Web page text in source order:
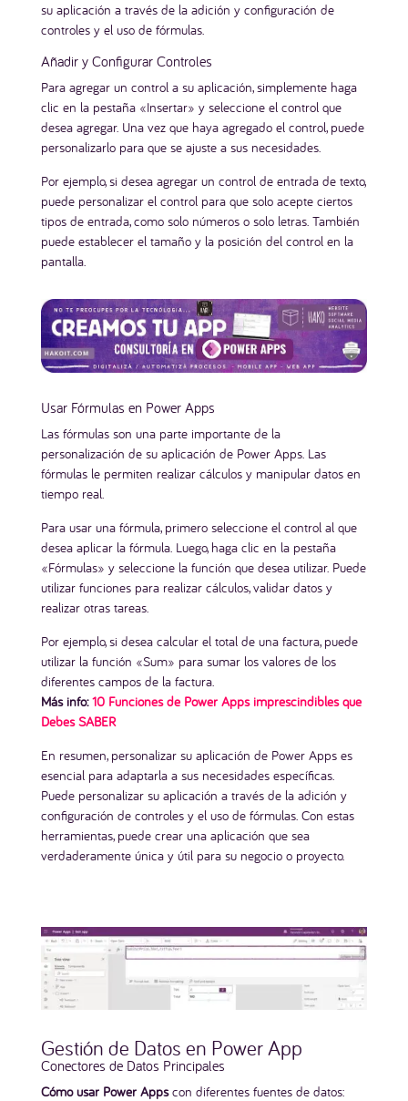
su aplicación a través de la adición y configuración de
controles y el uso de fórmulas.
Añadir y Configurar Controles
Para agregar un control a su aplicación, simplemente haga
clic en la pestaña «Insertar» y seleccione el control que
desea agregar. Una vez que haya agregado el control, puede
personalizarlo para que se ajuste a sus necesidades.
Por ejemplo, si desea agregar un control de entrada de texto,
puede personalizar el control para que solo acepte ciertos
tipos de entrada, como solo números o solo letras. También
puede establecer el tamaño y la posición del control en la
pantalla.
Usar Fórmulas en Power Apps
Las fórmulas son una parte importante de la
personalización de su aplicación de Power Apps. Las
fórmulas le permiten realizar cálculos y manipular datos en
tiempo real.
Para usar una fórmula, primero seleccione el control al que
desea aplicar la fórmula. Luego, haga clic en la pestaña
«Fórmulas» y seleccione la función que desea utilizar. Puede
utilizar funciones para realizar cálculos, validar datos y
realizar otras tareas.
Por ejemplo, si desea calcular el total de una factura, puede
utilizar la función «Sum» para sumar los valores de los
diferentes campos de la factura.
Más info: 10 Funciones de Power Apps imprescindibles que
Debes SABER
En resumen, personalizar su aplicación de Power Apps es
esencial para adaptarla a sus necesidades específicas.
Puede personalizar su aplicación a través de la adición y
configuración de controles y el uso de fórmulas. Con estas
herramientas, puede crear una aplicación que sea
verdaderamente única y útil para su negocio o proyecto.
Gestión de Datos en Power App
Conectores de Datos Principales
Cómo usar Power Appscon diferentes fuentes de datos: